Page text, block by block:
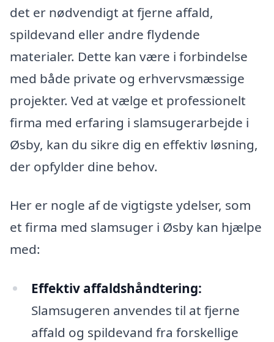
det er nødvendigt at fjerne affald,
spildevand eller andre flydende
materialer. Dette kan være i forbindelse
med både private og erhvervsmæssige
projekter. Ved at vælge et professionelt
firma med erfaring i slamsugerarbejde i
Øsby, kan du sikre dig en effektiv løsning,
der opfylder dine behov.
Her er nogle af de vigtigste ydelser, som
et firma med slamsuger i Øsby kan hjælpe
med:
Effektiv affaldshåndtering:
Slamsugeren anvendes til at fjerne
affald og spildevand fra forskellige